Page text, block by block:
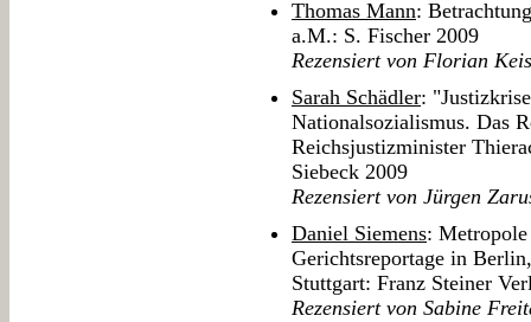
Thomas Mann:
a.M.: S. Fischer 2009
Rezensiert von Florian
Sarah Schädler:
Nationalsozialismus. Das
Reichsjustizminister
Siebeck 2009
Rezensiert von Jürgen
Daniel Siemens:
Gerichtsreportage in
Stuttgart: Franz Steiner
Rezensiert von Sabine